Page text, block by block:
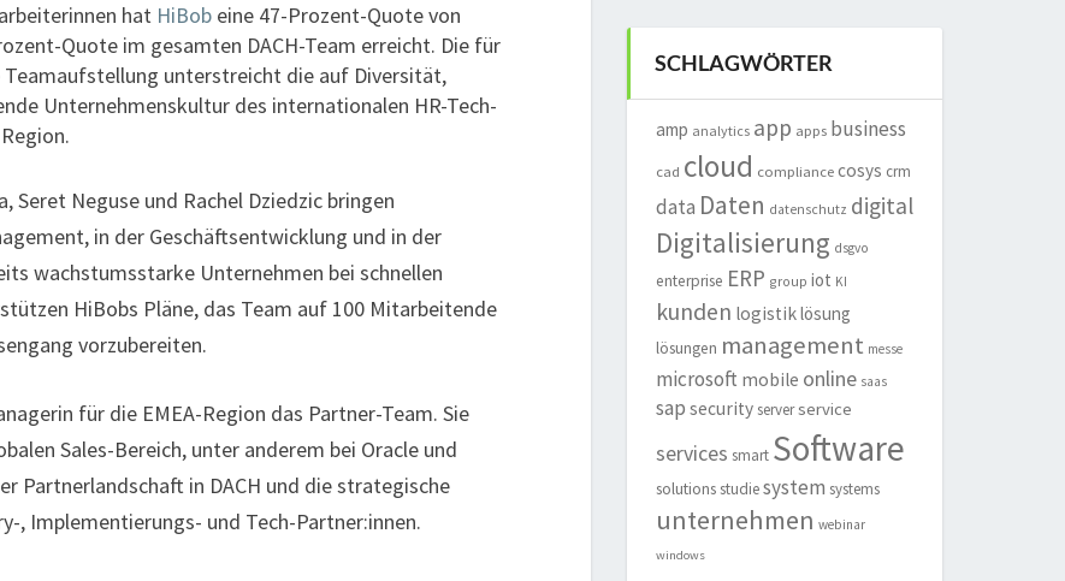
hat HiBob eine 47-Prozent-Quote von
Quote im gesamten DACH-Team erreicht. Die für
Teamaufstellung unterstreicht die auf Diversität,
Unternehmenskultur des internationalen HR-Tech-
Seret Neguse und Rachel Dziedzic bringen
in der Geschäftsentwicklung und in der
wachstumsstarke Unternehmen bei schnellen
HiBobs Pläne, das Team auf 100 Mitarbeitende
vorzubereiten.
für die EMEA-Region das Partner-Team. Sie
Sales-Bereich, unter anderem bei Oracle und
Partnerlandschaft in DACH und die strategische
, Implementierungs- und Tech-Partner:innen.
SCHLAGWÖRTER
amp analytics app apps business
cad cloud compliance cosys crm
data Daten datenschutz digital
Digitalisierung dsgvo
enterprise ERP group iot KI
kunden logistiklösung
lösungen management messe
microsoft mobile online saas
sap security server service
services smart Software
solutions studie system systems
unternehmen webinar
windows